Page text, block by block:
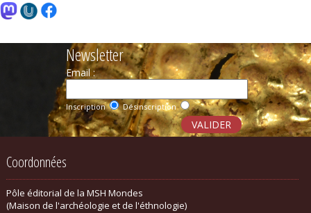
Newsletter
Email :
Inscription Désinscription
Coordonnées
Pôle éditorial de la MSH Mondes
(Maison de l'archéologie et de l'éthnologie)